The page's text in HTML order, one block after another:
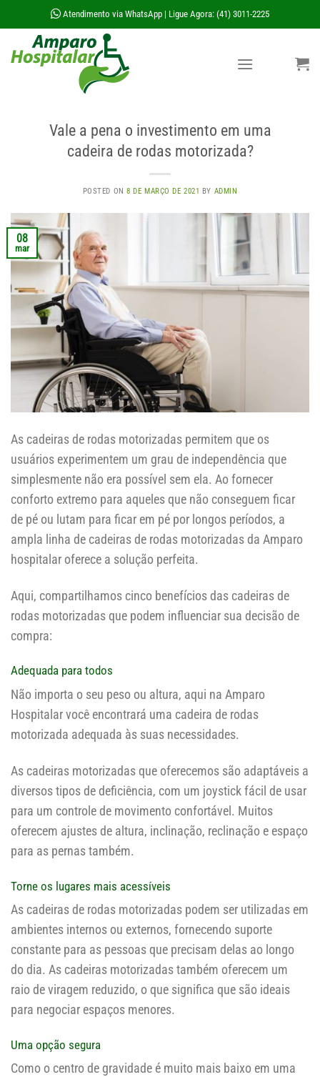
to
content
Atendimento via WhatsApp Ligue Agora: (41) 3011-2225
Vale a pena o investimento em uma
cadeira de rodas motorizada?
POSTED ON8 DE MARÇO DE 2021 BY ADMIN
08
mar
As cadeiras de rodas motorizadas permitem que os
usuários experimentem um grau de independência que
simplesmente não era possível sem ela. Ao fornecer
conforto extremo para aqueles que não conseguem ficar
de pé ou lutam para ficar em pé por longos períodos, a
ampla linha de cadeiras de rodas motorizadas da Amparo
hospitalar oferece a solução perfeita.
Aqui, compartilhamos cinco benefícios das cadeiras de
rodas motorizadas que podem influenciar sua decisão de
compra:
Adequada para todos
Não importa o seu peso ou altura, aqui na Amparo
Hospitalar você encontrará uma cadeira de rodas
motorizada adequada às suas necessidades.
As cadeiras motorizadas que oferecemos são adaptáveis ​​a
diversos tipos de deficiência, com um joystick fácil de usar
para um controle de movimento confortável. Muitos
oferecem ajustes de altura, inclinação, reclinação e espaço
para as pernas também.
Torne os lugares mais acessíveis
As cadeiras de rodas motorizadas podem ser utilizadas em
ambientes internos ou externos, fornecendo suporte
constante para as pessoas que precisam delas ao longo
do dia. As cadeiras motorizadas também oferecem um
raio de viragem reduzido, o que significa que são ideais
para negociar espaços menores.
Uma opção segura
Como o centro de gravidade é muito mais baixo em uma